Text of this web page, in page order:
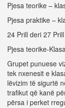
Pjesa teorike –
Pjesa praktike –
24 Prill deri 27
Pjesa teorike-
Grupet punuese
tek nxenesit e
lëvizim të sigurtë
trafikut që kanë
përsa i perket